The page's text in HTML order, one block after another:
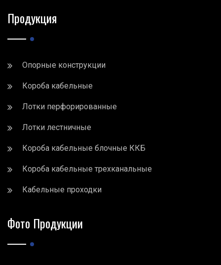
Продукция
Опорные конструкции
Короба кабельные
Лотки перфорированные
Лотки лестничные
Короба кабельные блочные ККБ
Короба кабельные трехканальные
Кабельные проходки
Фото Продукции